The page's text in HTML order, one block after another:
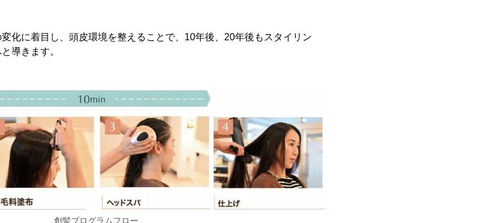
化に着目し、頭皮環境を整えることで、10年後、20年後もスタイリン
導きます。
創髪プログラムフロー